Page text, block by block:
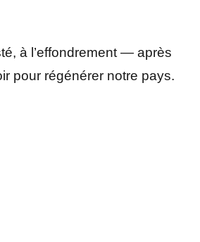
à l’effondrement — après
pour régénérer notre pays.